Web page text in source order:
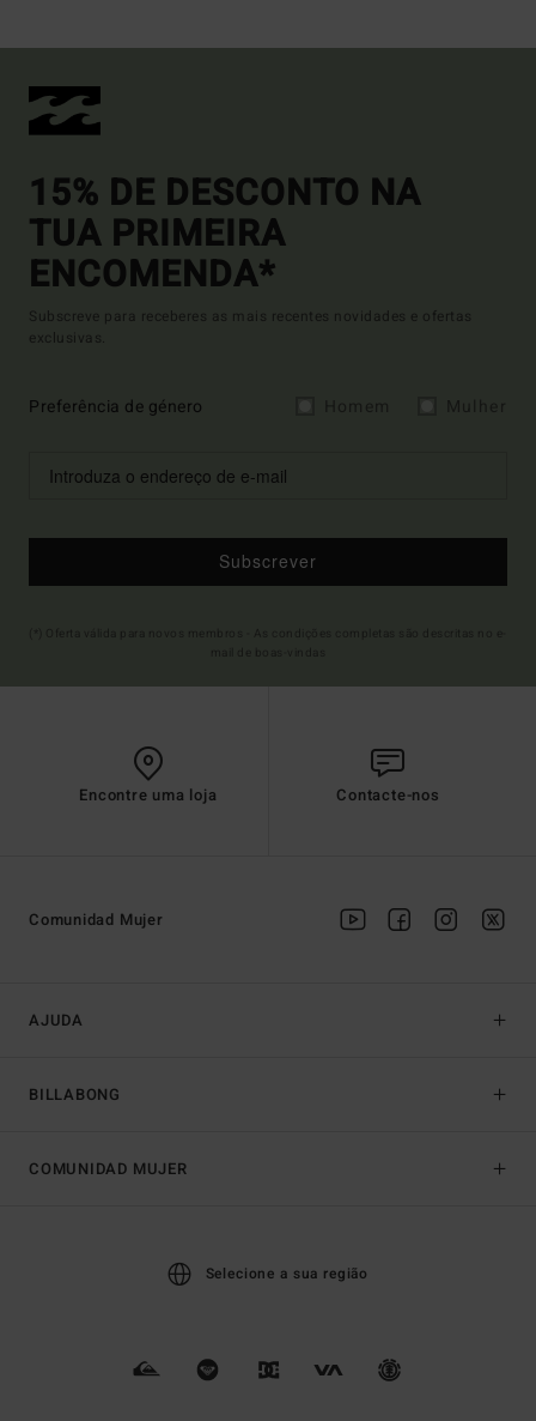
15% DE DESCONTO NA
TUA PRIMEIRA
ENCOMENDA*
Subscreve para receberes as mais recentes novidades e ofertas
exclusivas.
Preferência de género
Subscrever
Encontre uma loja Contacte-nos
AJUDA
BILLABONG
Comunidad Mujer
COMUNIDAD MUJER
Selecione a sua região